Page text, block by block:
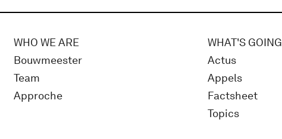
WHO WE ARE
Bouwmeester
Team
Approche
WHAT'S
Actus
Appels
Factsheet
Topics